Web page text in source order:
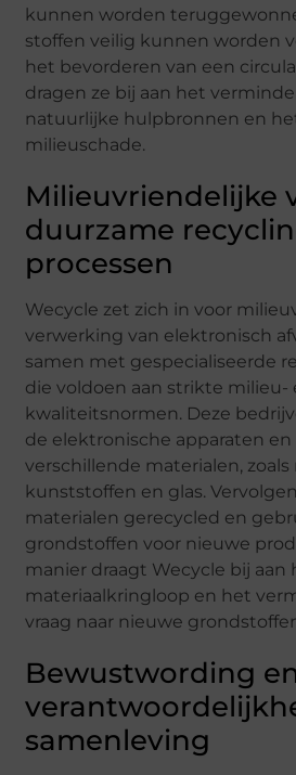
kunnen worden
stoffen veilig kunnen worden
het bevorderen van een
dragen ze bij aan het
natuurlijke hulpbronnen en
milieuschade.
Milieuvriendelijke
duurzame
processen
Wecycle zet zich in voor
verwerking van elektronisch
samen met gespecialiseerde
die voldoen aan strikte milieu-
kwaliteitsnormen. Deze
de elektronische apparaten
verschillende materialen, zoals
kunststoffen en glas.
materialen gerecycled en
grondstoffen voor nieuwe
manier draagt Wecycle bij aan
materiaalkringloop en het
vraag naar nieuwe
Bewustwording
samenleving